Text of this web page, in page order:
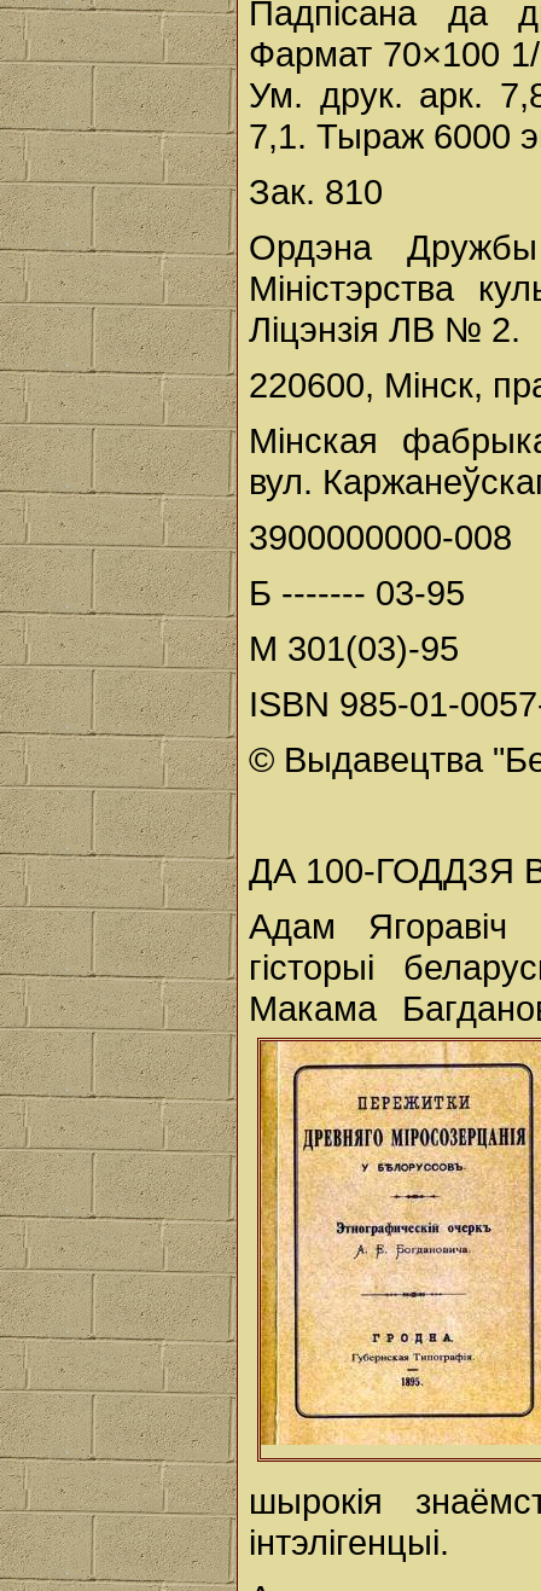
Падпісана да
Фармат 70×100
Ум. друк. арк.
7,1. Тыраж 6000
Зак. 810
Ордэна
Міністэрства
Ліцэнзія ЛВ № 2.
220600, Мінск,
Мінская
вул.
3900000000-008
Б ------- 03-95
М 301(03)-95
ISBN 985-01-
© Выдавецтва
ДА 100-ГОДДЗЯ
Адам Ягоравіч
гісторыі
Макама
шырокія
інтэлігенцыі.